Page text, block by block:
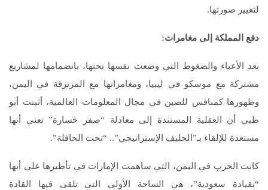
لتغيير صورتها.
دفع المملكة إلى مغامرات:
بعد الأعباء والضغوط التي وضعت نفسها تحتها، بانضمامها لمشاريع
مشتركة مع موسكو في ليبيا، ومغامراتها مع المرتزقة في اليمن،
وظهورها كمنافس للصين في مجال المعلومات العالمية، أثبتت أبو
ظبي أن العقلية المستندة إلى معادلة “صفر خسارة” تعني أنها
مستعدة للإلقاء بـ”الحليف الإستراتيجي”.. “تحت الحافلة”.
كانت الحرب في اليمن، التي ساهمت الإمارات في تأطيرها على أنها
“بقيادة سعودية”، هي الساحة الأولى التي تلقى فيها القادة